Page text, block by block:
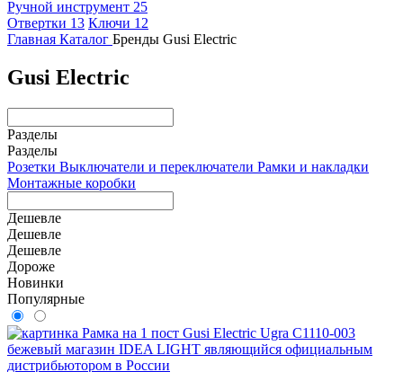
Ручной инструмент 25
Отвертки 13 Ключи 12
Главная Каталог Бренды Gusi Electric
Gusi Electric
Разделы
Разделы
Розетки Выключатели и переключатели Рамки и накладки
Монтажные коробки
Дешевле
Дешевле
Дешевле
Дороже
Новинки
Популярные